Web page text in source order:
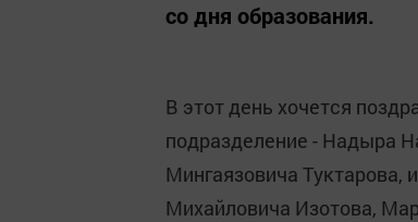
со дня образования.
В этот день хочется
подразделение - Надыра
Мингаязовича Туктарова,
Михайловича Изотова,